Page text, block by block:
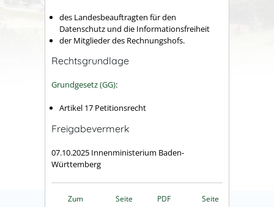
des Landesbeauftragten für den
Datenschutz und die Informationsfreiheit
der Mitglieder des Rechnungshofs.
Rechtsgrundlage
Grundgesetz (GG):
Artikel 17 Petitionsrecht
Freigabevermerk
07.10.2025 Innenministerium Baden-
Württemberg
Zum
Seite
PDF
Seite